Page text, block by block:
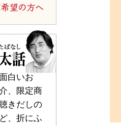
白いお
、限定商
きだしの
、折にふ